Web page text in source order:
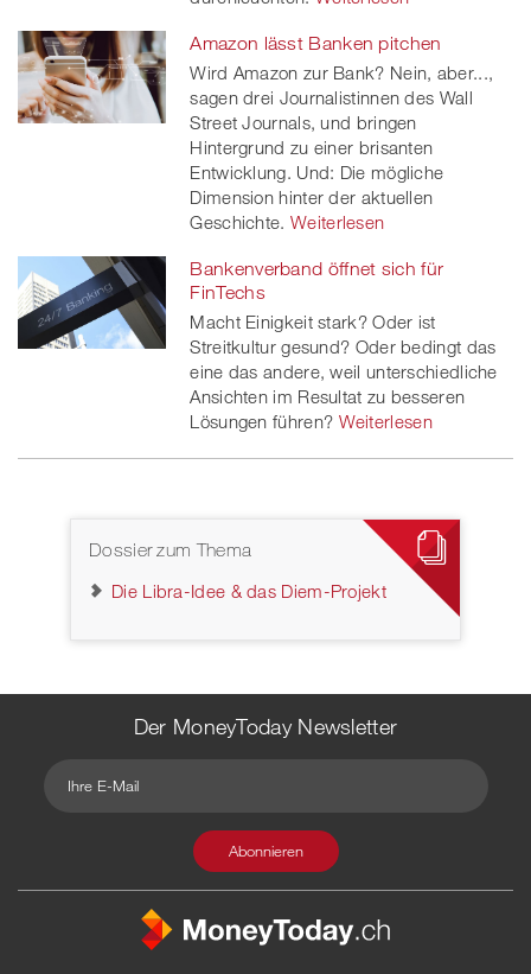
Amazon lässt Banken pitchen
Wird Amazon zur Bank? Nein, aber...,
sagen drei Journalistinnen des Wall
Street Journals, und bringen
Hintergrund zu einer brisanten
Entwicklung. Und: Die mögliche
Dimension hinter der aktuellen
Geschichte. Weiterlesen
Bankenverband öffnet sich für
FinTechs
Macht Einigkeit stark? Oder ist
Streitkultur gesund? Oder bedingt das
eine das andere, weil unterschiedliche
Ansichten im Resultat zu besseren
Lösungen führen? Weiterlesen
Dossier zum Thema
Die Libra-Idee & das Diem-Projekt
Der MoneyToday Newsletter